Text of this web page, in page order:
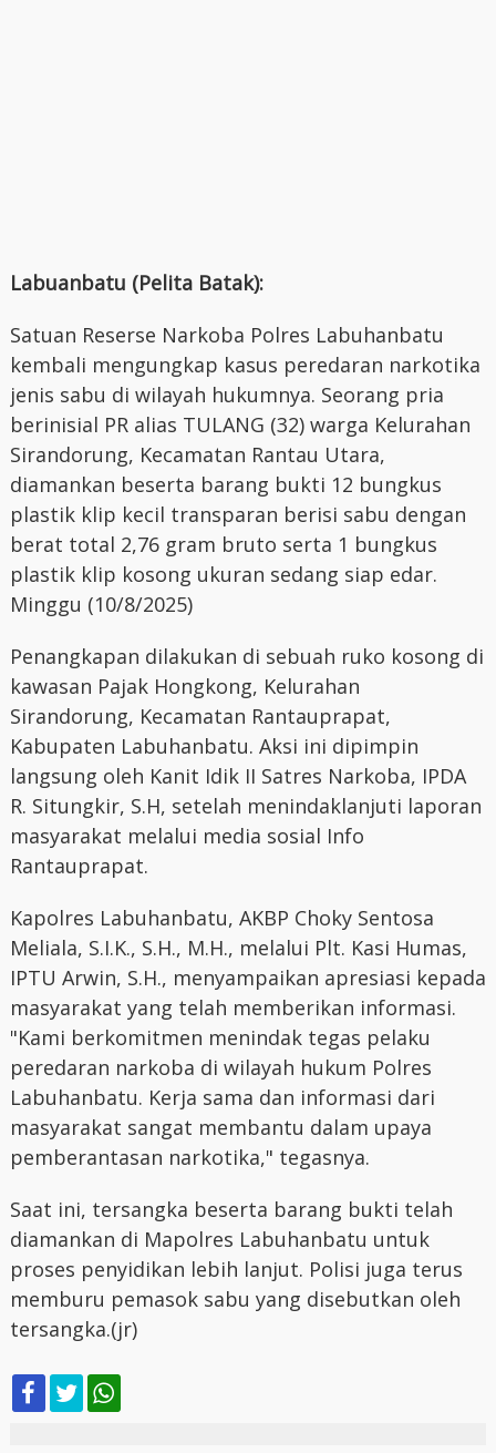
Labuanbatu (Pelita Batak):
Satuan Reserse Narkoba Polres Labuhanbatu
kembali mengungkap kasus peredaran narkotika
jenis sabu di wilayah hukumnya. Seorang pria
berinisial PR alias TULANG (32) warga Kelurahan
Sirandorung, Kecamatan Rantau Utara,
diamankan beserta barang bukti 12 bungkus
plastik klip kecil transparan berisi sabu dengan
berat total 2,76 gram bruto serta 1 bungkus
plastik klip kosong ukuran sedang siap edar.
Minggu (10/8/2025)
Penangkapan dilakukan di sebuah ruko kosong di
kawasan Pajak Hongkong, Kelurahan
Sirandorung, Kecamatan Rantauprapat,
Kabupaten Labuhanbatu. Aksi ini dipimpin
langsung oleh Kanit Idik II Satres Narkoba, IPDA
R. Situngkir, S.H, setelah menindaklanjuti laporan
masyarakat melalui media sosial Info
Rantauprapat.
Kapolres Labuhanbatu, AKBP Choky Sentosa
Meliala, S.I.K., S.H., M.H., melalui Plt. Kasi Humas,
IPTU Arwin, S.H., menyampaikan apresiasi kepada
masyarakat yang telah memberikan informasi.
"Kami berkomitmen menindak tegas pelaku
peredaran narkoba di wilayah hukum Polres
Labuhanbatu. Kerja sama dan informasi dari
masyarakat sangat membantu dalam upaya
pemberantasan narkotika," tegasnya.
Saat ini, tersangka beserta barang bukti telah
diamankan di Mapolres Labuhanbatu untuk
proses penyidikan lebih lanjut. Polisi juga terus
memburu pemasok sabu yang disebutkan oleh
tersangka.(jr)